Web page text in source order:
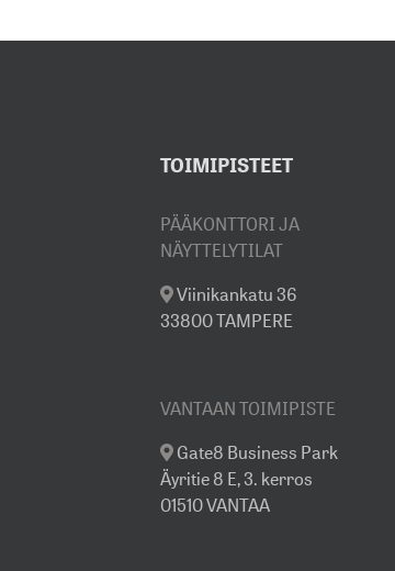
TOIMIPISTEET
PÄÄKONTTORI JA
NÄYTTELYTILAT
Viinikankatu 36
33800 TAMPERE
VANTAAN TOIMIPISTE
Gate8 Business Park
Äyritie 8 E, 3. kerros
01510 VANTAA